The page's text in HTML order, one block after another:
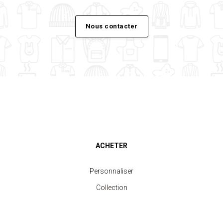
Nous contacter
ACHETER
Personnaliser
Collection